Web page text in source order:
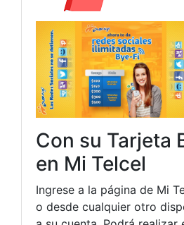
Con su Tarjeta
en Mi Telcel
Ingrese a la página de Mi
o desde cualquier otro